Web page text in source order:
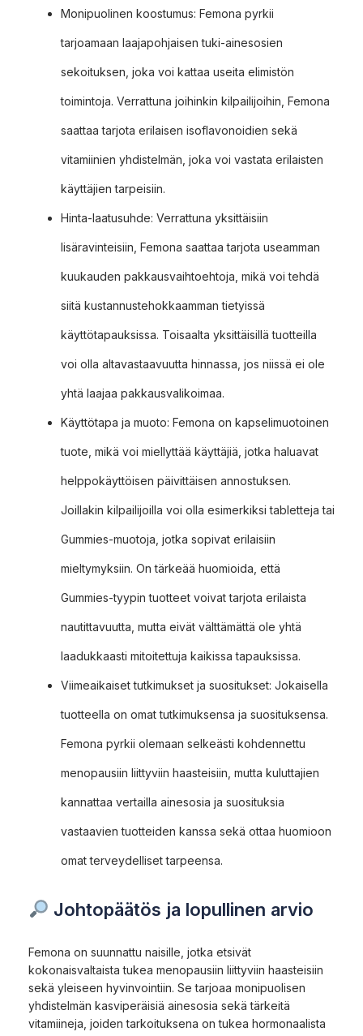
Monipuolinen koostumus: Femona pyrkii
tarjoamaan laajapohjaisen tuki-ainesosien
sekoituksen, joka voi kattaa useita elimistön
toimintoja. Verrattuna joihinkin kilpailijoihin, Femona
saattaa tarjota erilaisen isoflavonoidien sekä
vitamiinien yhdistelmän, joka voi vastata erilaisten
käyttäjien tarpeisiin.
Hinta-laatusuhde: Verrattuna yksittäisiin
lisäravinteisiin, Femona saattaa tarjota useamman
kuukauden pakkausvaihtoehtoja, mikä voi tehdä
siitä kustannustehokkaamman tietyissä
käyttötapauksissa. Toisaalta yksittäisillä tuotteilla
voi olla altavastaavuutta hinnassa, jos niissä ei ole
yhtä laajaa pakkausvalikoimaa.
Käyttötapa ja muoto: Femona on kapselimuotoinen
tuote, mikä voi miellyttää käyttäjiä, jotka haluavat
helppokäyttöisen päivittäisen annostuksen.
Joillakin kilpailijoilla voi olla esimerkiksi tabletteja tai
Gummies-muotoja, jotka sopivat erilaisiin
mieltymyksiin. On tärkeää huomioida, että
Gummies-tyypin tuotteet voivat tarjota erilaista
nautittavuutta, mutta eivät välttämättä ole yhtä
laadukkaasti mitoitettuja kaikissa tapauksissa.
Viimeaikaiset tutkimukset ja suositukset: Jokaisella
tuotteella on omat tutkimuksensa ja suosituksensa.
Femona pyrkii olemaan selkeästi kohdennettu
menopausiin liittyviin haasteisiin, mutta kuluttajien
kannattaa vertailla ainesosia ja suosituksia
vastaavien tuotteiden kanssa sekä ottaa huomioon
omat terveydelliset tarpeensa.
Johtopäätös ja lopullinen arvio
Femona on suunnattu naisille, jotka etsivät
kokonaisvaltaista tukea menopausiin liittyviin haasteisiin
sekä yleiseen hyvinvointiin. Se tarjoaa monipuolisen
yhdistelmän kasviperäisiä ainesosia sekä tärkeitä
vitamiineja, joiden tarkoituksena on tukea hormonaalista